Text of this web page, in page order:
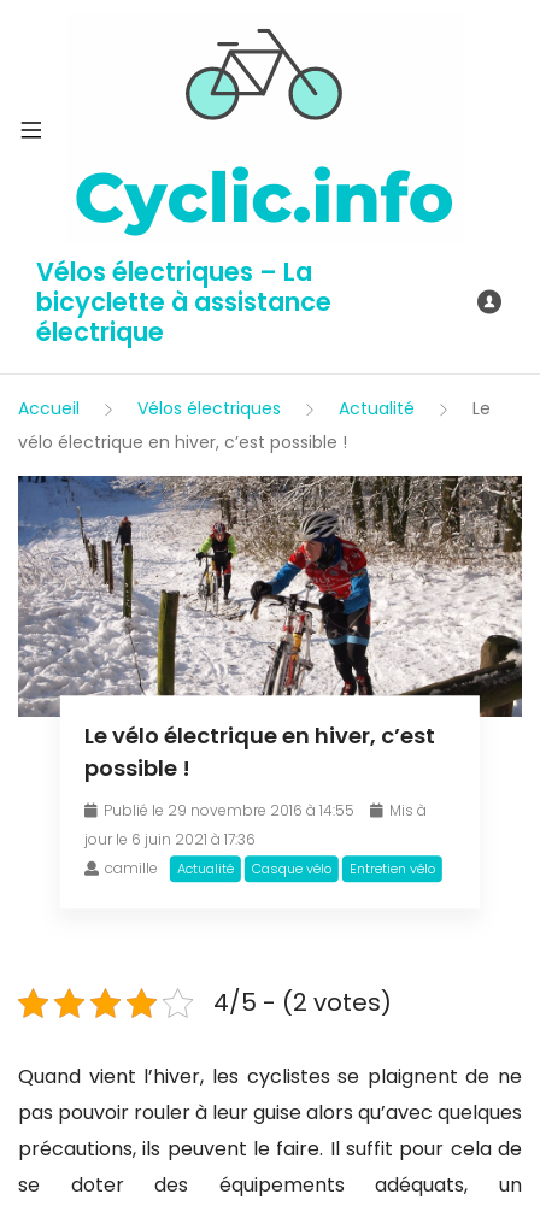
Vélos électriques – La
bicyclette à assistance
électrique
Accueil Vélos électriques Actualité
Le
vélo électrique en hiver, c’est possible !
Le vélo électrique en hiver, c’est
possible !
Publié le 29 novembre 2016 à 14:55
Mis à
jour le 6 juin 2021 à 17:36
camille
Actualité Casque vélo Entretien vélo
4/5 - (2 votes)
Quand vient l’hiver, les cyclistes se plaignent de ne
pas pouvoir rouler à leur guise alors qu’avec quelques
précautions, ils peuvent le faire. Il suffit pour cela de
se doter des équipements adéquats, un